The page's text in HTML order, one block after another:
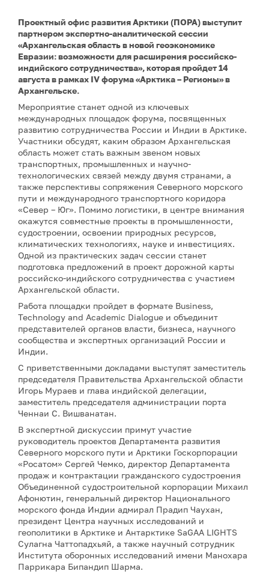
Проектный офис развития Арктики (ПОРА) выступит
партнером экспертно-аналитической сессии
«Архангельская область в новой геоэкономике
Евразии: возможности для расширения российско-
индийского сотрудничества», которая пройдет 14
августа в рамках IV форума «Арктика – Регионы» в
Архангельске.
Мероприятие станет одной из ключевых
международных площадок форума, посвященных
развитию сотрудничества России и Индии в Арктике.
Участники обсудят, каким образом Архангельская
область может стать важным звеном новых
транспортных, промышленных и научно-
технологических связей между двумя странами, а
также перспективы сопряжения Северного морского
пути и международного транспортного коридора
«Север – Юг». Помимо логистики, в центре внимания
окажутся совместные проекты в промышленности,
судостроении, освоении природных ресурсов,
климатических технологиях, науке и инвестициях.
Одной из практических задач сессии станет
подготовка предложений в проект дорожной карты
российско-индийского сотрудничества с участием
Архангельской области.
Работа площадки пройдет в формате Business,
Technology and Academic Dialogue и объединит
представителей органов власти, бизнеса, научного
сообщества и экспертных организаций России и
Индии.
С приветственными докладами выступят заместитель
председателя Правительства Архангельской области
Игорь Мураев и глава индийской делегации,
заместитель председателя администрации порта
Ченнаи С. Вишванатан.
В экспертной дискуссии примут участие
руководитель проектов Департамента развития
Северного морского пути и Арктики Госкорпорации
«Росатом» Сергей Чемко, директор Департамента
продаж и контрактации гражданского судостроения
Объединенной судостроительной корпорации Михаил
Афонютин, генеральный директор Национального
морского фонда Индии адмирал Прадип Чаухан,
президент Центра научных исследований и
геополитики в Арктике и Антарктике SaGAA LIGHTS
Сулагна Чаттопадхьяй, а также научный сотрудник
Института оборонных исследований имени Манохара
Паррикара Бипандип Шарма.